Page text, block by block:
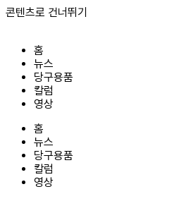
콘텐츠로 건너뛰기
홈
뉴스
당구용품
칼럼
영상
홈
뉴스
당구용품
칼럼
영상